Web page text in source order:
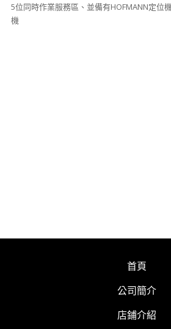
5位同時作業服務區、並備有HOFMANN定位
機
首頁
公司簡介
店鋪介紹